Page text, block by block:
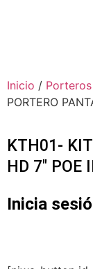
Inicio /
PORTERO
KTH01-
HD 7″ POE
Inicia